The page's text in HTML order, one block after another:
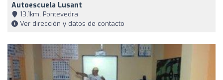
Autoescuela Lusant
13,1km, Pontevedra
Ver dirección y datos de contacto